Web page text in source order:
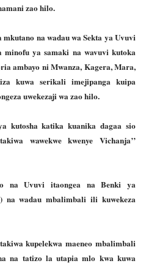
zao hilo.
mkutano na wadau wa Sekta ya Uvuvi
minofu ya samaki na wavuvi kutoka
ambayo ni Mwanza, Kagera, Mara,
kuwa serikali imejipanga kuipa
uwekezaji wa zao hilo.
kutosha katika kuanika dagaa sio
wawekwe kwenye Vichanja’’
na Uvuvi itaongea na Benki ya
na wadau mbalimbali ili kuwekeza
kupelekwa maeneo mbalimbali
na tatizo la utapia mlo kwa kuwa